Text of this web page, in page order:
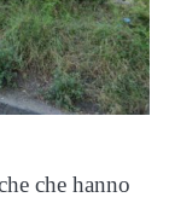
che hanno